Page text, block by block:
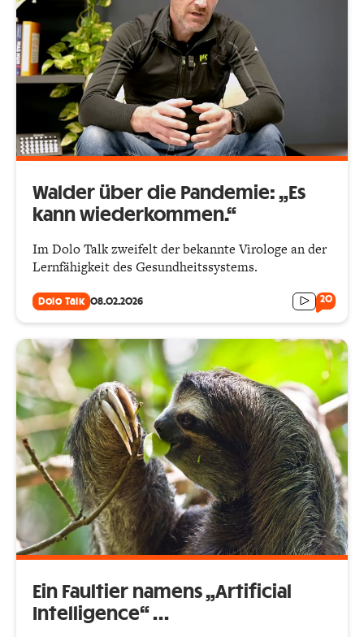
Walder über die Pandemie: „Es
kann wiederkommen.“
Im Dolo Talk zweifelt der bekannte Virologe an der
Lernfähigkeit des Gesundheitssystems.
Dolo Talk 08.02.2026 20
Ein Faultier namens „Artificial
Intelligence“ …